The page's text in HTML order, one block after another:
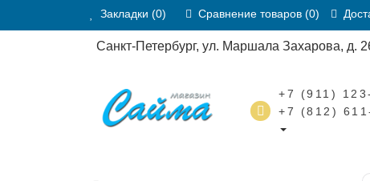
Закладки (0) Сравнение товаров (0)
Санкт-Петербург, ул. Маршала Захарова, д.
+7 (911)
+7 (812)